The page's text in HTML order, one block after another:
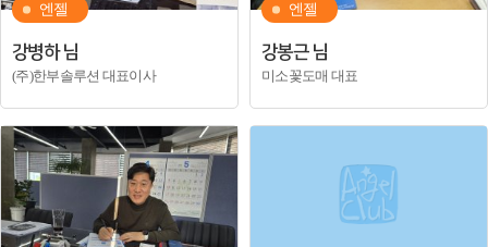
엔젤
강병하 님
(주)한부솔루션 대표이사
엔젤
강봉근 님
미소꽃도매 대표